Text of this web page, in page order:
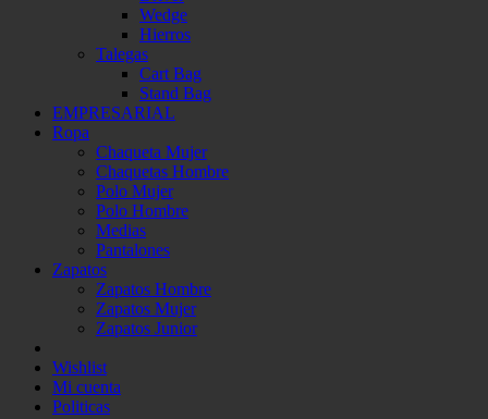
Wedge
Hierros
Talegas
Cart Bag
Stand Bag
EMPRESARIAL
Ropa
Chaqueta Mujer
Chaquetas Hombre
Polo Mujer
Polo Hombre
Medias
Pantalones
Zapatos
Zapatos Hombre
Zapatos Mujer
Zapatos Junior
Wishlist
Mi cuenta
Politicas